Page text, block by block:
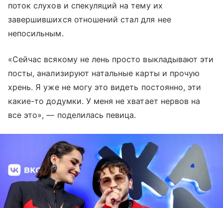
поток слухов и спекуляций на тему их
завершившихся отношений стал для нее
непосильным.
«Сейчас всякому не лень просто выкладывают эти
посты, анализируют натальные карты и прочую
хрень. Я уже не могу это видеть постоянно, эти
какие-то додумки. У меня не хватает нервов на
все это», — поделилась певица.